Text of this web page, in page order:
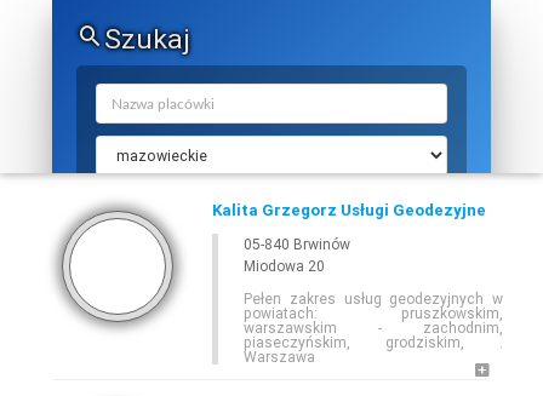
Szukaj
Kalita Grzegorz Usługi Geodezyjne
05-840 Brwinów
Miodowa 20
Pełen zakres usług geodezyjnych w
powiatach: pruszkowskim,
warszawskim - zachodnim,
piaseczyńskim, grodziskim, .
Warszawa